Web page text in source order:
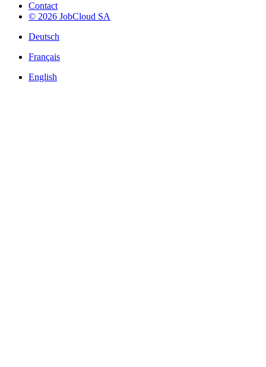
Contact
© 2026 JobCloud SA
Deutsch
Français
English